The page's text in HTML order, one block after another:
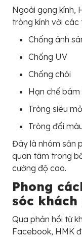
Ngoài gọng kính,
tròng kính với các
Chống ánh
Chống UV
Chống chói
Hạn chế bám
Tròng siêu
Tròng đổi
Đây là nhóm sản
quan tâm trong
cường độ cao.
Phong
sóc khách
Qua phản hồi từ
Facebook, HMK